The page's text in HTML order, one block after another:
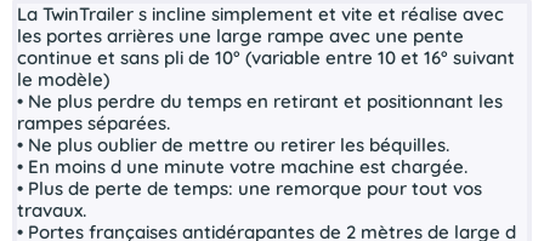
La TwinTrailer s incline simplement et vite et réalise avec
les portes arrières une large rampe avec une pente
continue et sans pli de 10° (variable entre 10 et 16° suivant
le modèle)
• Ne plus perdre du temps en retirant et positionnant les
rampes séparées.
• Ne plus oublier de mettre ou retirer les béquilles.
• En moins d une minute votre machine est chargée.
• Plus de perte de temps: une remorque pour tout vos
travaux.
• Portes françaises antidérapantes de 2 mètres de large d